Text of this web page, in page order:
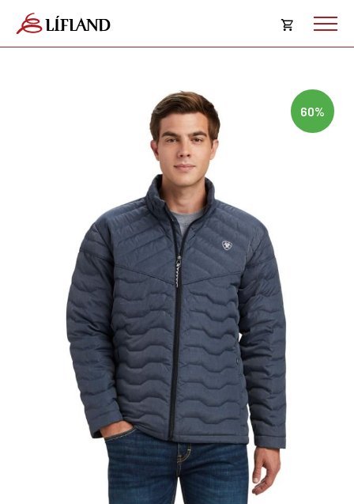
Opna
Loka
60%